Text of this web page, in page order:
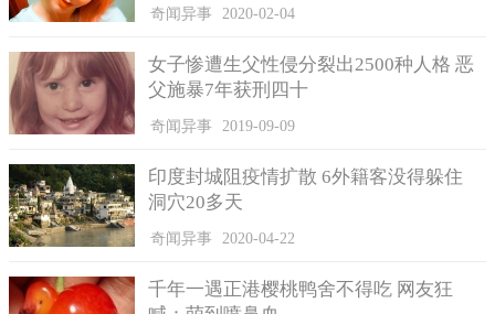
大部分人都可以捡到自己喜爱的玻璃宝石，虽说最近几年玻璃宝
奇闻异事 2020-02-04
女子惨遭生父性侵分裂出2500种人格 恶
父施暴7年获刑四十
奇闻异事 2019-09-09
印度封城阻疫情扩散 6外籍客没得躲住
洞穴20多天
奇闻异事 2020-04-22
千年一遇正港樱桃鸭舍不得吃 网友狂